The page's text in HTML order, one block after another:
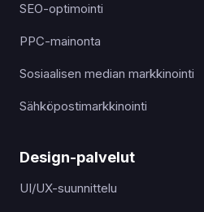
SEO-optimointi
PPC-mainonta
Sosiaalisen median markkinointi
Sähköpostimarkkinointi
Design-palvelut
UI/UX-suunnittelu